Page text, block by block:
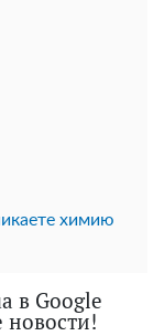
химию
в Google
новости!